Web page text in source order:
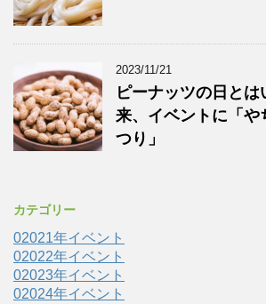
2023/11/21
ピーナッツの日とは
来、イベントに「や
つり」
カテゴリー
02021年イベント
02022年イベント
02023年イベント
02024年イベント